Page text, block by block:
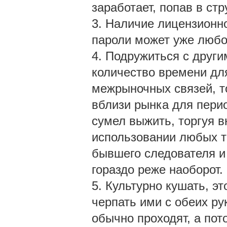
заработает, попав в
3. Наличие
пароли может уже
4. Подружиться с
количество времени
межрыночных связей,
вблизи рынка для
сумел выжить, торгуя
использовании любых
бывшего следователя
гораздо реже наоборот.
5. Культурно кушать,
черпать ими с обеих
обычно проходят, а